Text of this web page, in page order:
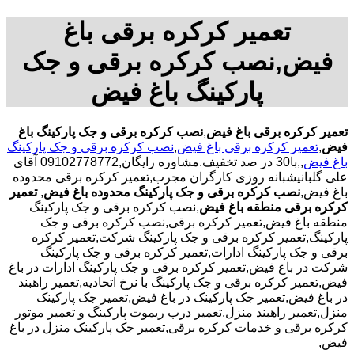
تعمیر کرکره برقی باغ
فیض,نصب کرکره برقی و جک
پارکینگ باغ فیض
تعمیر کرکره برقی باغ فیض,نصب کرکره برقی و جک پارکینگ باغ
فیض,تعمیر کرکره برقی باغ فیض,نصب کرکره برقی و جک پارکینگ
باغ فیض
,,با30 در صد تخفیف.مشاوره رایگان,09102778772 آقای
علی گلبانیشبانه روزی کارگران مجرب,تعمیر کرکره برقی محدوده
باغ فیض,نصب کرکره برقی و جک پارکینگ محدوده باغ فیض, تعمیر
کرکره برقی منطقه باغ فیض,نصب کرکره برقی و جک پارکینگ
منطقه باغ فیض,تعمیر کرکره برقی,نصب کرکره برقی و جک
پارکینگ,تعمیر کرکره برقی و جک پارکینگ شرکت,تعمیر کرکره
برقی و جک پارکینگ ادارات,تعمیر کرکره برقی و جک پارکینگ
شرکت در باغ فیض,تعمیر کرکره برقی و جک پارکینگ ادارات در باغ
فیض,تعمیر کرکره برقی و جک پارکینگ با نرخ اتحادیه,تعمیر راهبند
در باغ فیض,تعمیر جک پارکینک در باغ فیض,تعمیر جک پارکینک
منزل,تعمیر راهبند منزل,تعمیر درب ریموت پارکینگ و تعمیر موتور
کرکره برقی و خدمات کرکره برقی,تعمیر جک پارکینک منزل در باغ
فیض,